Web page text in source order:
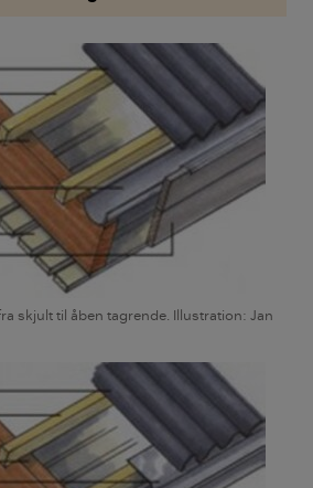
skjult til åben tagrende. Illustration: Jan